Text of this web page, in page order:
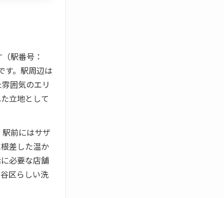
駅番号：
す。駅周辺は
囲気のエリ
立地として
前にはサザ
差した温か
必要な店舗
区らしい洗